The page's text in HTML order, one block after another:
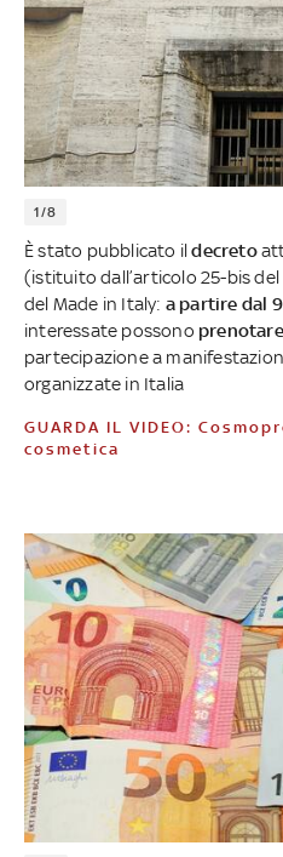
1/8
È stato pubblicato ildecreto
(istituito dall’articolo 25-bis
del Made in Italy: a partire dal
interessate possono
partecipazione a
organizzate in Italia
GUARDA IL VIDEO: Cosmoprof 2022, la fiera della
cosmetica